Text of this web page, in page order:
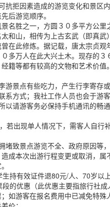
拒因素造成的游览变化和景区
后游览顺序。
名胜之一，方圆３０多平方公
和山，相传为上古玄武（即真
此修炼。据记载，唐太宗贞观
多万人在此大兴土木。现存的
籍等都有较高的文物和艺术价值。
景点有些吃力，产生行李寄存或
系方式；我社工作人员也会于
请游客务必保持手机通讯的畅通
若出现单人情况下，需客人自行
致景点游览不全、政府原因等
成本次出游行程变更或取消，
持有效证件退80元/人、70岁以
的优惠（此优惠主要指旅行社
如游客在报名费用中已减免特